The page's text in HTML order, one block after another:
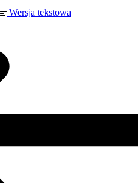
Wersja tekstowa